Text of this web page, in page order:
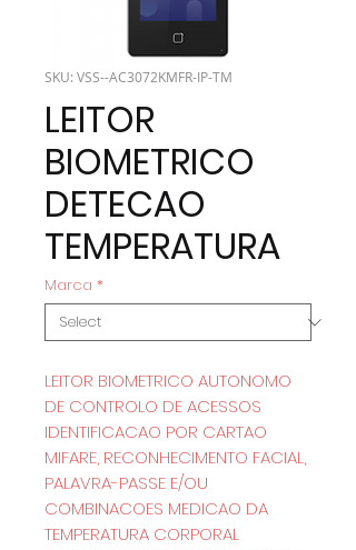
SKU: VSS--AC3072KMFR-IP-TM
LEITOR
BIOMETRICO
DETECAO
TEMPERATURA
Marca *
LEITOR BIOMETRICO AUTONOMO
DE CONTROLO DE ACESSOS
IDENTIFICACAO POR CARTAO
MIFARE, RECONHECIMENTO FACIAL,
PALAVRA-PASSE E/OU
COMBINACOES MEDICAO DA
TEMPERATURA CORPORAL